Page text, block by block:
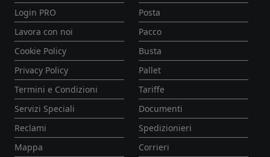
Login PRO
Lavora con noi
Cookie Policy
Privacy Policy
Termini e Condizioni
Servizi Speciali
Reclami
Mappa
Posta
Pacco
Busta
Pallet
Tariffe
Documenti
Spedizionieri
Corrieri